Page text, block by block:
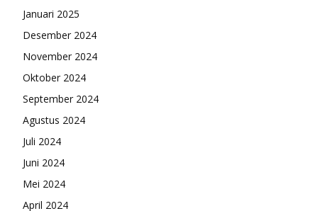
Januari 2025
Desember 2024
November 2024
Oktober 2024
September 2024
Agustus 2024
Juli 2024
Juni 2024
Mei 2024
April 2024